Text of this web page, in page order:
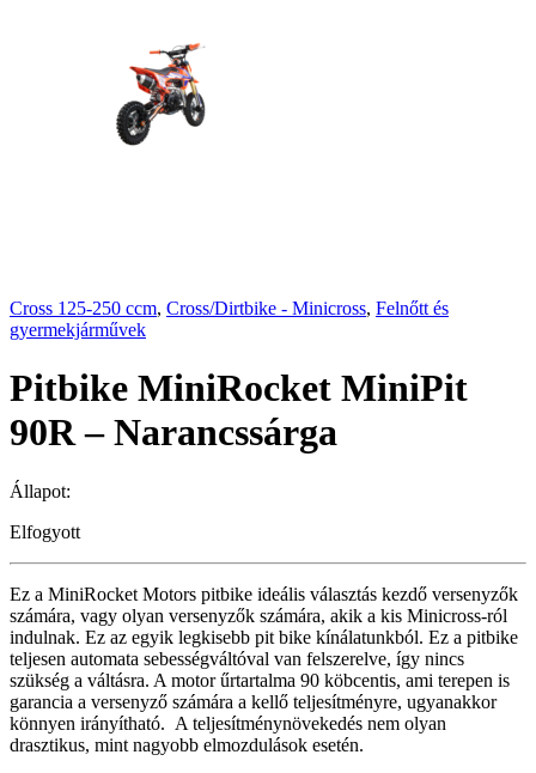
Cross 125-250 ccm, Cross/Dirtbike - Minicross, Felnőtt és
gyermekjárművek
Pitbike MiniRocket MiniPit
90R – Narancssárga
Állapot:
Elfogyott
Ez a MiniRocket Motors pitbike ideális választás kezdő versenyzők
számára, vagy olyan versenyzők számára, akik a kis Minicross-ról
indulnak. Ez az egyik legkisebb pit bike kínálatunkból. Ez a pitbike
teljesen automata sebességváltóval van felszerelve, így nincs
szükség a váltásra. A motor űrtartalma 90 köbcentis, ami terepen is
garancia a versenyző számára a kellő teljesítményre, ugyanakkor
könnyen irányítható. A teljesítménynövekedés nem olyan
drasztikus, mint nagyobb elmozdulások esetén.